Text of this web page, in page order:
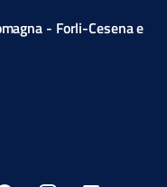
- Forli-Cesena e